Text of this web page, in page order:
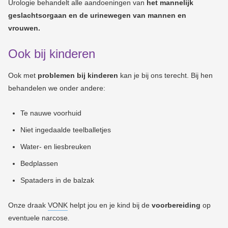
Urologie behandelt alle aandoeningen van het mannelijk
geslachtsorgaan en de urinewegen van mannen en
vrouwen.
Ook bij kinderen
Ook met problemen bij kinderen kan je bij ons terecht. Bij hen
behandelen we onder andere:
Te nauwe voorhuid
Niet ingedaalde teelballetjes
Water- en liesbreuken
Bedplassen
Spataders in de balzak
Onze draak VONK helpt jou en je kind bij de voorbereiding op
eventuele narcose